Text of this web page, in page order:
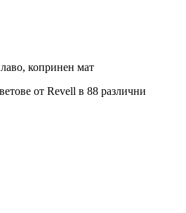
копринен мат
от Revell в 88 различни